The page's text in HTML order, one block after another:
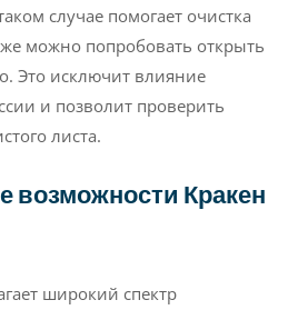
случае помогает очистка
можно попробовать открыть
Это исключит влияние
и позволит проверить
листа.
Кракен
широкий спектр